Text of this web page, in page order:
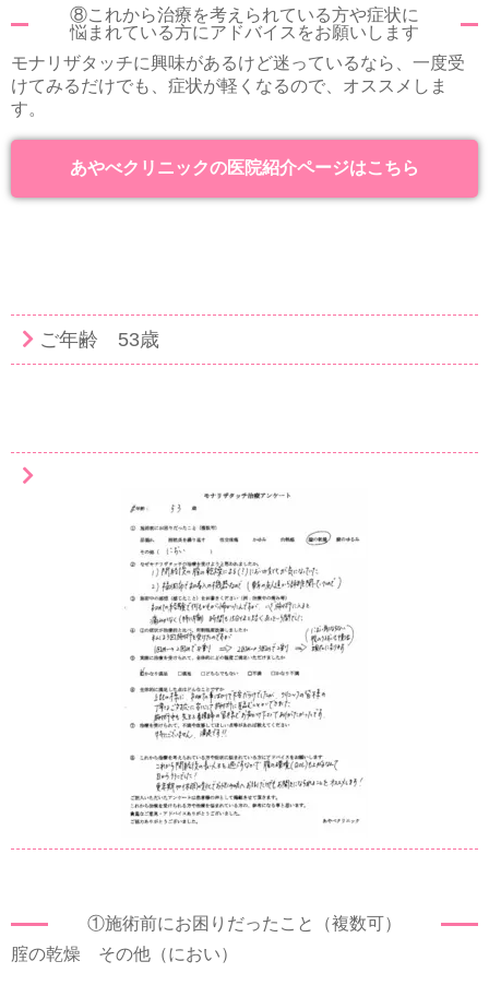
⑧これから治療を考えられている方や症状に
悩まれている方にアドバイスをお願いします
モナリザタッチに興味があるけど迷っているなら、一度受
けてみるだけでも、症状が軽くなるので、オススメしま
す。
あやべクリニックの医院紹介ページはこちら
ご年齢 53歳
①施術前にお困りだったこと（複数可）
腟の乾燥 その他（におい）